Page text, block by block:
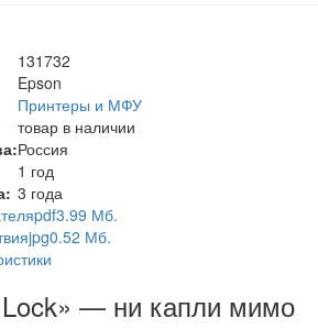
131732
Epson
Принтеры и МФУ
товар в наличии
Россия
1 год
3 года
pdf3.99 Мб.
jpg0.52 Мб.
— ни капли мимо